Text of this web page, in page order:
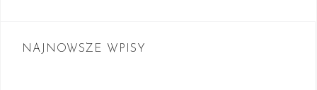
NAJNOWSZE WPISY